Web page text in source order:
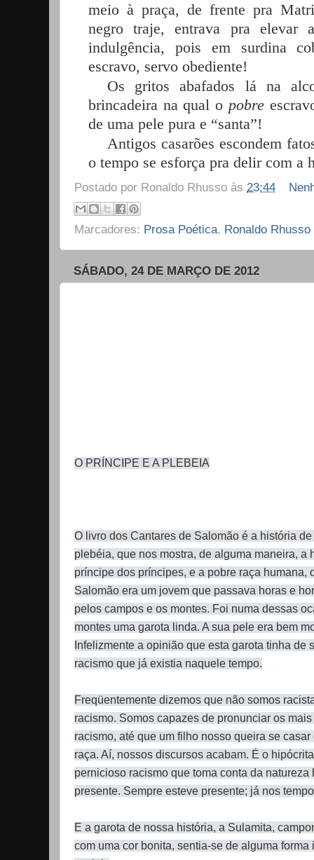
meio à praça, de frente pra
negro traje, entrava pra elevar
indulgência, pois em surdina
escravo, servo obediente!
Os gritos abafados lá na
brincadeira na qual o pobre
de uma pele pura e “santa”!
Antigos casarões escondem
o tempo se esforça pra delir com a
Postado por Ronaldo Rhusso às 23:44
Marcadores: Prosa Poética, Ronaldo Rhusso
SÁBADO, 24 DE MARÇO DE 2012
O PRÍNCIPE E A PLEBEIA
O livro dos Cantares de Salomão é a história
plebéia, que nos mostra, de alguma maneira, a
príncipe dos príncipes, e a pobre raça humana,
Salomão era um jovem que passava horas e
pelos campos e os montes. Foi numa dessas
montes uma garota linda. A sua pele era bem
Infelizmente a opinião que esta garota tinha de
racismo que já existia naquele tempo.
Freqüentemente dizemos que não somos
racismo. Somos capazes de pronunciar os
racismo, até que um filho nosso queira se
raça. Aí, nossos discursos acabam. É o
pernicioso racismo que toma conta da
presente. Sempre esteve presente; já nos
E a garota de nossa história, a Sulamita,
com uma cor bonita, sentia-se de alguma